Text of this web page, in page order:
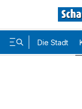
Die Stadt